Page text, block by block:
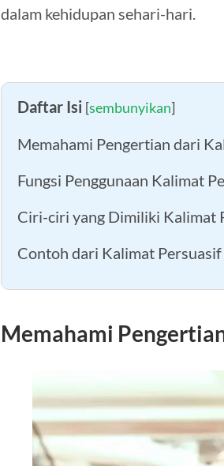
dalam kehidupan sehari-hari.
Daftar Isi [sembunyikan]
Memahami Pengertian dari
Fungsi Penggunaan Kalimat
Ciri-ciri yang Dimiliki Kalimat
Contoh dari Kalimat
Memahami